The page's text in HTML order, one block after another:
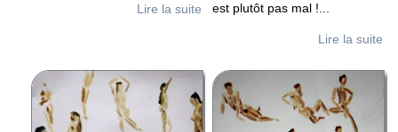
Lire la suite
est plutôt pas mal !
Lire la suite